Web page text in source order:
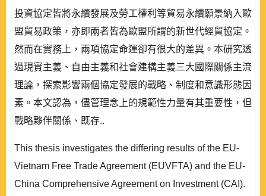
投資協定皆將永續發展及勞工權利等貿易永續願景納入歐
盟貿易政策，亦即兩者皆為歐盟所謂的新世代經貿協定。
然而在實務上，兩項協定命運卻有很大的差異。本研究透
過現實主義、自由主義和社會建構主義三大國際關係主流
理論，探索影響兩個協定發展的戰略、制度和意識形態因
素。本文認為，儘管理念上的規範性力量有其重要性，但
戰略夥伴關係、既存..
This thesis investigates the differing results of the EU-
Vietnam Free Trade Agreement (EUVFTA) and the EU-
China Comprehensive Agreement on Investment (CAI).